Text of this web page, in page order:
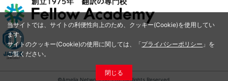
当サイトでは、サイトの利便性向上のため、クッキー(Cookie)を使用してい
ます。
サイトのクッキー(Cookie)の使用に関しては、「プライバシーポリシー 」を
ご覧ください。
閉じる
©Amelia Network Co.,Ltd. All Rights Reserved.